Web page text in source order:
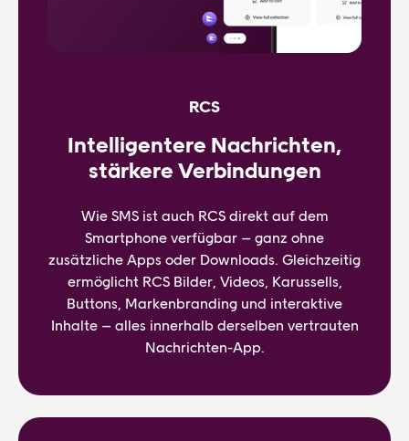
RCS
Intelligentere Nachrichten,
stärkere Verbindungen
Wie SMS ist auch RCS direkt auf dem
Smartphone verfügbar – ganz ohne
zusätzliche Apps oder Downloads. Gleichzeitig
ermöglicht RCS Bilder, Videos, Karussells,
Buttons, Markenbranding und interaktive
Inhalte – alles innerhalb derselben vertrauten
Nachrichten-App.